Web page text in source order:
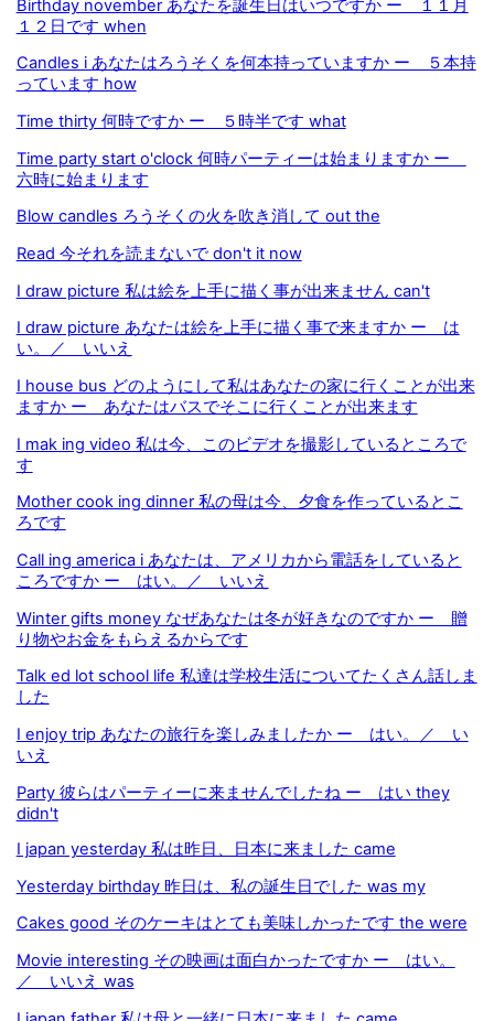
Birthday november あなたを誕生日はいつですか ー １１月
１２日です when
Candles i あなたはろうそくを何本持っていますか ー ５本持
っています how
Time thirty 何時ですか ー ５時半です what
Time party start o'clock 何時パーティーは始まりますか ー
六時に始まります
Blow candles ろうそくの火を吹き消して out the
Read 今それを読まないで don't it now
I draw picture 私は絵を上手に描く事が出来ません can't
I draw picture あなたは絵を上手に描く事で来ますか ー は
い。／ いいえ
I house bus どのようにして私はあなたの家に行くことが出来
ますか ー あなたはバスでそこに行くことが出来ます
I mak ing video 私は今、このビデオを撮影しているところで
す
Mother cook ing dinner 私の母は今、夕食を作っているとこ
ろです
Call ing america i あなたは、アメリカから電話をしていると
ころですか ー はい。／ いいえ
Winter gifts money なぜあなたは冬が好きなのですか ー 贈
り物やお金をもらえるからです
Talk ed lot school life 私達は学校生活についてたくさん話しま
した
I enjoy trip あなたの旅行を楽しみましたか ー はい。／ い
いえ
Party 彼らはパーティーに来ませんでしたね ー はい they
didn't
I japan yesterday 私は昨日、日本に来ました came
Yesterday birthday 昨日は、私の誕生日でした was my
Cakes good そのケーキはとても美味しかったです the were
Movie interesting その映画は面白かったですか ー はい。
／ いいえ was